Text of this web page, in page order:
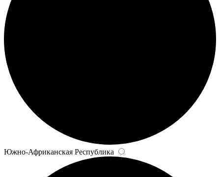
Южно-Африканская Республика